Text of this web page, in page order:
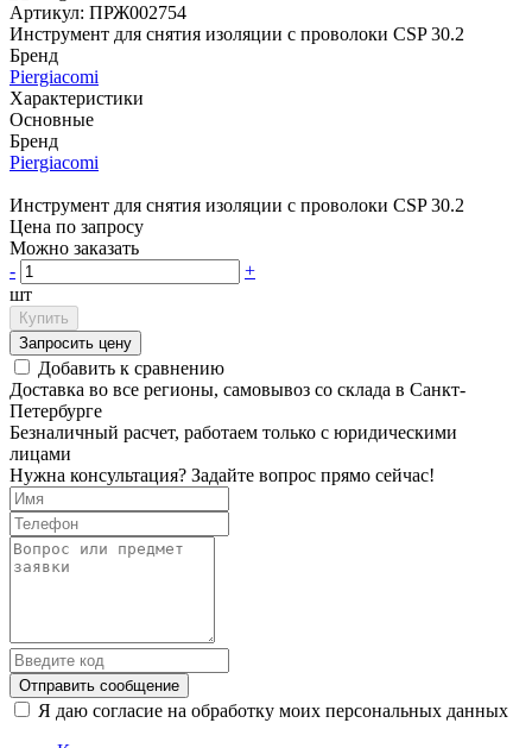
Артикул: ПРЖ002754
Инструмент для снятия изоляции с проволоки CSP 30.2
Бренд
Piergiacomi
Характеристики
Основные
Бренд
Piergiacomi
Инструмент для снятия изоляции с проволоки CSP 30.2
Цена по запросу
Можно заказать
-
+
шт
Купить
Запросить цену
Добавить к сравнению
Доставка во все регионы, самовывоз со склада в Санкт-
Петербурге
Безналичный расчет, работаем только с юридическими
лицами
Нужна консультация? Задайте вопрос прямо сейчас!
Отправить сообщение
Я даю согласие на обработку моих персональных данных